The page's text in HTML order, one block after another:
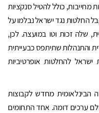
כולל להטיל סנקציות
החלטות נגד ישראל נבלמו על
שלה זכות וטו במועצה. לכן,
והתנהלות שתיתפס כבעייתית
ישראל להחלטות אופרטיביות
הבינלאומית מחדש לקבוצות
ערכים דומה. אחד התחומים